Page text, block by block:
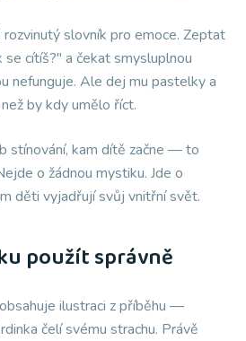
slovník pro emoce. Zeptat
cítíš?" a čekat smysluplnou
nefunguje. Ale dej mu pastelky a
by kdy umělo říct.
stínování, kam dítě začne — to
o žádnou mystiku. Jde o
děti vyjadřují svůj vnitřní svět.
použít správně
obsahuje ilustraci z příběhu —
čelí svému strachu. Právě